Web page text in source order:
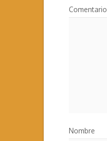
Comentario
Nombre